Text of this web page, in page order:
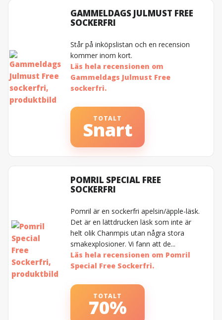
GAMMELDAGS JULMUST FREE
SOCKERFRI
Står på inköpslistan och en recension
kommer inom kort.
Läs hela recensionen om
Gammeldags Julmust Free
sockerfri.
TOTALT
Snart
POMRIL SPECIAL FREE
SOCKERFRI
Pomril är en sockerfri apelsin/äpple-läsk.
Det är en lättdrucken läsk som inte är
helt olik Chanmpis utan några stora
smakexplosioner. Vi fann att de...
Läs hela recensionen om Pomril
Special Free Sockerfri.
TOTALT
70%